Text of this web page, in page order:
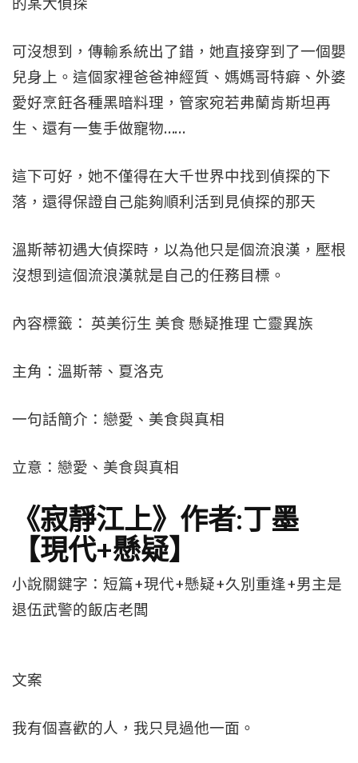
可沒想到，傳輸系統出了錯，她直接穿到了一個嬰
兒身上。這個家裡爸爸神經質、媽媽哥特癖、外婆
愛好烹飪各種黑暗料理，管家宛若弗蘭肯斯坦再
生、還有一隻手做寵物……
這下可好，她不僅得在大千世界中找到偵探的下
落，還得保證自己能夠順利活到見偵探的那天
溫斯蒂初遇大偵探時，以為他只是個流浪漢，壓根
沒想到這個流浪漢就是自己的任務目標。
內容標籤： 英美衍生 美食 懸疑推理 亡靈異族
主角：溫斯蒂、夏洛克
一句話簡介：戀愛、美食與真相
立意：戀愛、美食與真相
《寂靜江上》作者:丁墨
【現代+懸疑】
小說關鍵字：短篇+現代+懸疑+久別重逢+男主是
退伍武警的飯店老闆
文案
我有個喜歡的人，我只見過他一面。